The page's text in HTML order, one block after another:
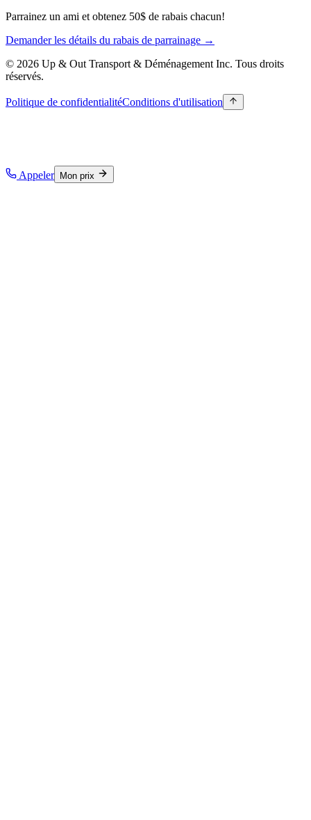
Parrainez un ami et obtenez 50$ de rabais chacun!
Demander les détails du rabais de parrainage →
© 2026 Up & Out Transport & Déménagement Inc. Tous droits
réservés.
Politique de confidentialitéConditions d'utilisation
Appeler Mon prix